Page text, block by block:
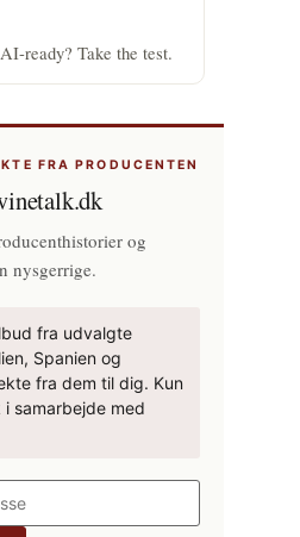
ready? Take the test.
FRA PRODUCENTEN
og
nysgerrige.
fra udvalgte
Spanien og
fra dem til dig. Kun
samarbejde med